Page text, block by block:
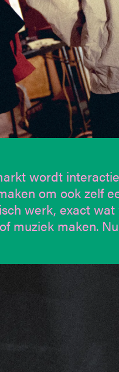
wordt
om ook zelf
werk, exact
muziek maken.